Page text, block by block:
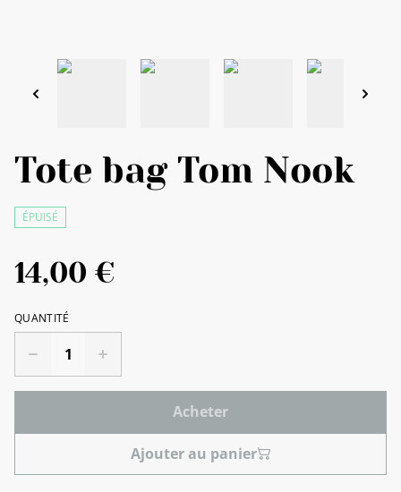
Tote bag Tom Nook
ÉPUISÉ
14,00 €
QUANTITÉ
Acheter
Ajouter au panier